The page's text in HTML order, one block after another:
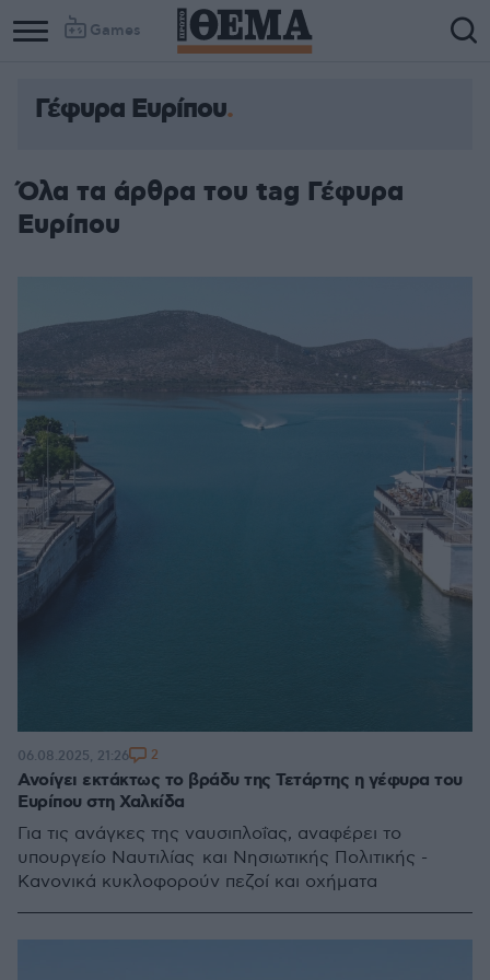
Games
Γέφυρα Ευρίπου
Όλα τα άρθρα του tag Γέφυρα
Ευρίπου
Ανοίγει εκτάκτως το βράδυ της Τετάρτης η γέφυρα του
Ευρίπου στη Χαλκίδα
Για τις ανάγκες της ναυσιπλοΐας, αναφέρει το
υπουργείο Ναυτιλίας και Νησιωτικής Πολιτικής -
Κανονικά κυκλοφορούν πεζοί και οχήματα
06.08.2025, 21:26 2